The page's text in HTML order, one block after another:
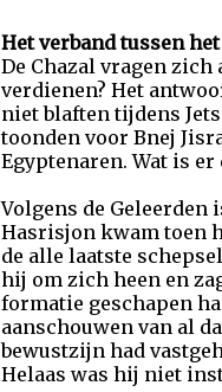
Het verband tussen
De Chazal vragen
verdienen? Het
niet blaften tijdens
toonden voor Bnej
Egyptenaren. Wat is
Volgens de Geleerden
Hasrisjon kwam toen
de alle laatste
hij om zich heen en
formatie geschapen
aanschouwen van al
bewustzijn had
Helaas was hij niet